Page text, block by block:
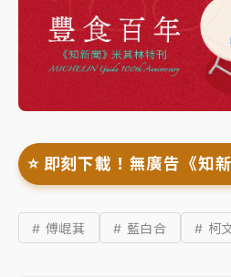
⭐️ 即刻下載！無廣告《知
# 傅崐萁 # 藍白合 # 柯